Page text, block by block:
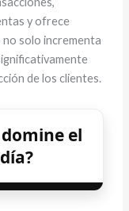
y ofrece
solo incrementa
de los clientes.
el